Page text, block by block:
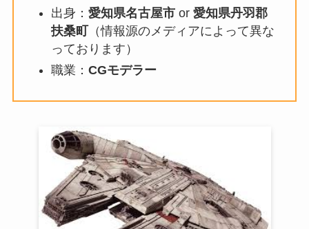
出身： 愛知県名古屋市or 愛知県丹羽郡
扶桑町
（情報源のメディアによって異な
っております）
職業： CGモデラー